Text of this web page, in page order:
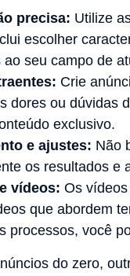
precisa: Utilize
escolher
ao seu campo de
Crie
dores ou dúvidas
exclusivo.
e ajustes: Não
os resultados e
vídeos: Os
que abordem
processos, você
do zero,